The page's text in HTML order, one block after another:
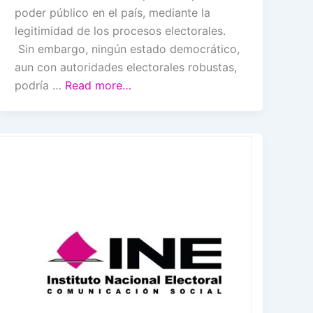
poder público en el país, mediante la
legitimidad de los procesos electorales.
Sin embargo, ningún estado democrático,
aun con autoridades electorales robustas,
podría … Read more…